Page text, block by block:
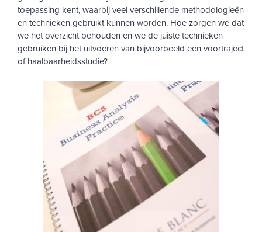
toepassing kent, waarbij veel verschillende methodologieën
en technieken gebruikt kunnen worden. Hoe zorgen we dat
we het overzicht behouden en we de juiste technieken
gebruiken bij het uitvoeren van bijvoorbeeld een voortraject
of haalbaarheidsstudie?